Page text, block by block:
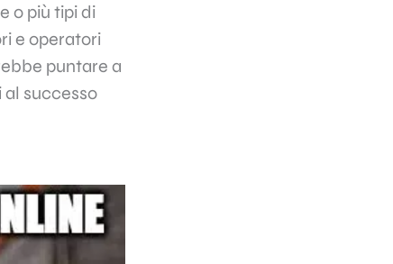
o più tipi di
e operatori
puntare a
successo